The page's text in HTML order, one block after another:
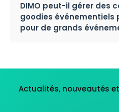
DIMO peut-il gérer des
goodies événementiels
pour de grands
Actualités, nouveautés